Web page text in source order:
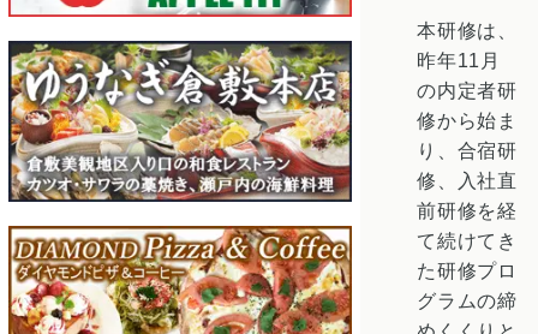
本研修は、
昨年11月
の内定者研
修から始ま
り、合宿研
修、入社直
前研修を経
て続けてき
た研修プロ
グラムの締